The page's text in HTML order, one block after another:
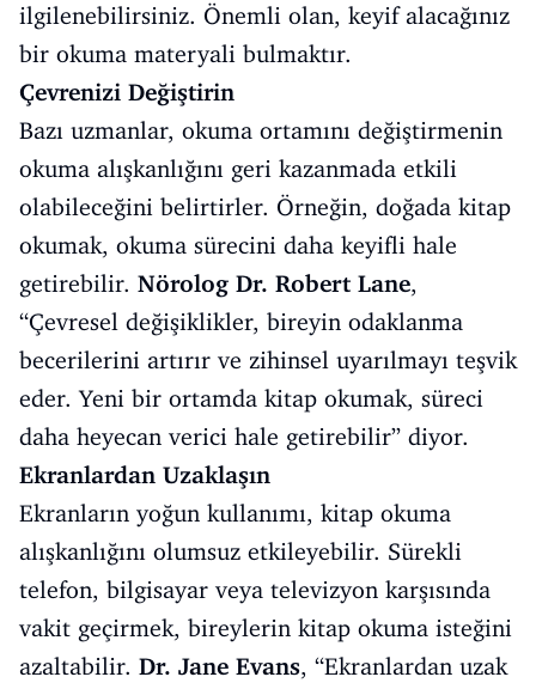
ilgilenebilirsiniz. Önemli olan, keyif alacağınız
bir okuma materyali bulmaktır.
Çevrenizi Değiştirin
Bazı uzmanlar, okuma ortamını değiştirmenin
okuma alışkanlığını geri kazanmada etkili
olabileceğini belirtirler. Örneğin, doğada kitap
okumak, okuma sürecini daha keyifli hale
getirebilir. Nörolog Dr. Robert Lane,
“Çevresel değişiklikler, bireyin odaklanma
becerilerini artırır ve zihinsel uyarılmayı teşvik
eder. Yeni bir ortamda kitap okumak, süreci
daha heyecan verici hale getirebilir” diyor.
Ekranlardan Uzaklaşın
Ekranların yoğun kullanımı, kitap okuma
alışkanlığını olumsuz etkileyebilir. Sürekli
telefon, bilgisayar veya televizyon karşısında
vakit geçirmek, bireylerin kitap okuma isteğini
azaltabilir. Dr. Jane Evans, “Ekranlardan uzak